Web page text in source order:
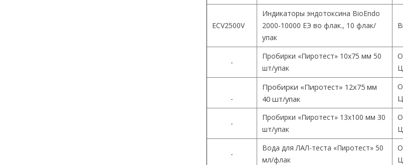
ECV2500V
Индикаторы эндотоксина BioEndo
2000-10000 ЕЭ во флак., 10 флак/
упак
-
Пробирки «Пиротест» 10х75 мм 50
шт/упак
-
Пробирки «Пиротест» 12х75 мм
40 шт/упак
-
Пробирки «Пиротест» 13х100 мм 30
шт/упак
-
Вода для ЛАЛ-теста «Пиротест» 50
мл/флак